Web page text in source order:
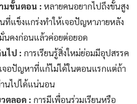
มขั้นตอน : หลายคนอยากไปถึงขั้นสูง
ที่แข็งแกร่งทำให้เจอปัญหาภายหลัง
นคงก่อนแล้วค่อยต่อยอด
ไป : การเรียนรู้สิ่งใหม่ย่อมมีอุปสรรค
จอปัญหาที่แก้ไม่ได้ในตอนแรกแต่ถ้า
นไปได้แน่นอน
ตลอด : การมีเพื่อนร่วมเรียนหรือ